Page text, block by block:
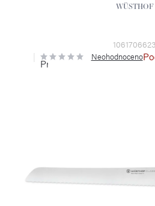
WÜSTHOF
1061706623
Průměrné
hodnocení
Neohodnoceno